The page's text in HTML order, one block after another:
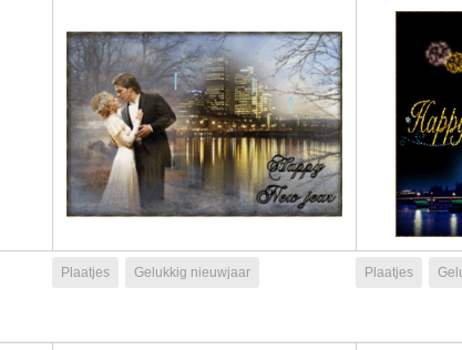
Plaatjes Gelukkig nieuwjaar Plaatjes